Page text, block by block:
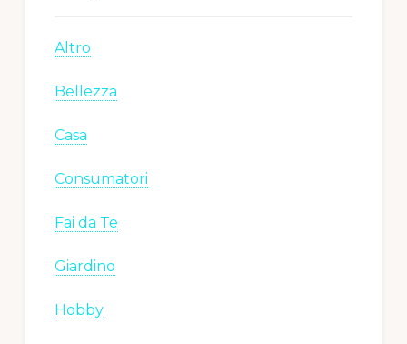
Altro
Bellezza
Casa
Consumatori
Fai da Te
Giardino
Hobby